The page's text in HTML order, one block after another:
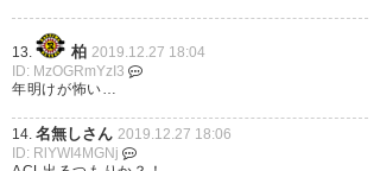
来シーズンも楽しみだっただけ
に残念。。 三丸、元気で！！
12月 27
13. 柏 2019.12.27 18:04
ID: MzOGRmYzI3
年明けが怖い…
14. 名無しさん 2019.12.27 18:06
ID: RlYWI4MGNj